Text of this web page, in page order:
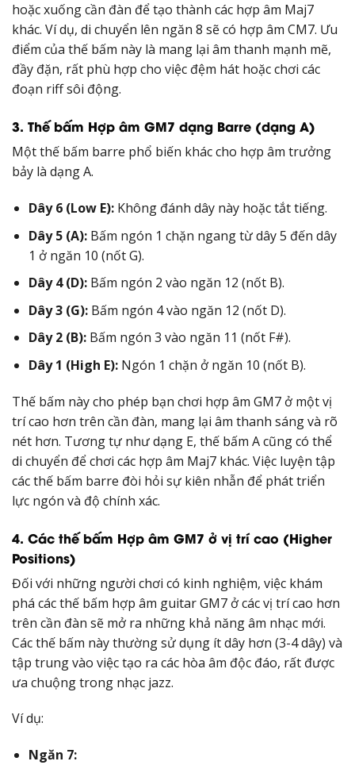
hoặc xuống cần đàn để tạo thành các hợp âm Maj7
khác. Ví dụ, di chuyển lên ngăn 8 sẽ có hợp âm CM7. Ưu
điểm của thế bấm này là mang lại âm thanh mạnh mẽ,
đầy đặn, rất phù hợp cho việc đệm hát hoặc chơi các
đoạn riff sôi động.
3. Thế bấm Hợp âm GM7 dạng Barre (dạng A)
Một thế bấm barre phổ biến khác cho hợp âm trưởng
bảy là dạng A.
Dây 6 (Low E):Không đánh dây này hoặc tắt tiếng.
Dây 5 (A):Bấm ngón 1 chặn ngang từ dây 5 đến dây
1 ở ngăn 10 (nốt G).
Dây 4 (D):Bấm ngón 2 vào ngăn 12 (nốt B).
Dây 3 (G):Bấm ngón 4 vào ngăn 12 (nốt D).
Dây 2 (B):Bấm ngón 3 vào ngăn 11 (nốt F#).
Dây 1 (High E):Ngón 1 chặn ở ngăn 10 (nốt B).
Thế bấm này cho phép bạn chơi hợp âm GM7 ở một vị
trí cao hơn trên cần đàn, mang lại âm thanh sáng và rõ
nét hơn. Tương tự như dạng E, thế bấm A cũng có thể
di chuyển để chơi các hợp âm Maj7 khác. Việc luyện tập
các thế bấm barre đòi hỏi sự kiên nhẫn để phát triển
lực ngón và độ chính xác.
4. Các thế bấm Hợp âm GM7 ở vị trí cao (Higher
Positions)
Đối với những người chơi có kinh nghiệm, việc khám
phá các thế bấm hợp âm guitar GM7 ở các vị trí cao hơn
trên cần đàn sẽ mở ra những khả năng âm nhạc mới.
Các thế bấm này thường sử dụng ít dây hơn (3-4 dây) và
tập trung vào việc tạo ra các hòa âm độc đáo, rất được
ưa chuộng trong nhạc jazz.
Ví dụ:
Ngăn 7: